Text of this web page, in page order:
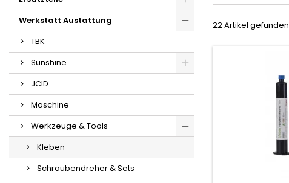
Werkstatt Austattung
TBK
Sunshine
JCID
Maschine
Werkzeuge & Tools
Kleben
Schraubendreher & Sets
22 Artikel gefunden